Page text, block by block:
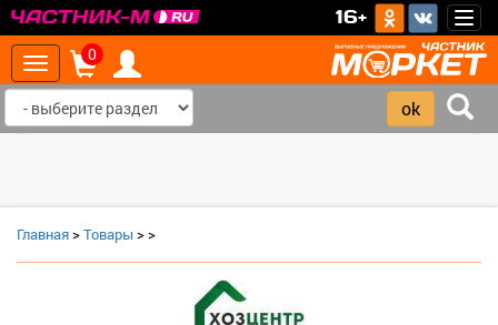
16+
Toggle
navigation
0
Главная>Товары >>
‹ ›